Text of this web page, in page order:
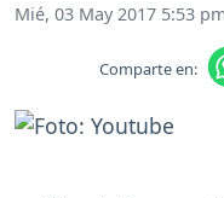
Mié, 03 May 2017 5:53
Comparte en: